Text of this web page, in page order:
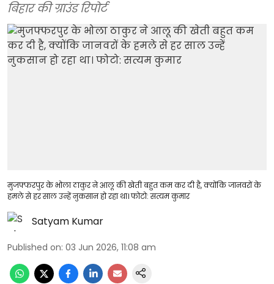
बिहार की ग्राउंड रिपोर्ट
मुजफ्फरपुर के भोला ठाकुर ने आलू की खेती बहुत कम कर दी है, क्योंकि जानवरों के
हमले से हर साल उन्हें नुकसान हो रहा था। फोटो: सत्यम कुमार
Satyam Kumar
Published on: 03 Jun 2026, 11:08 am